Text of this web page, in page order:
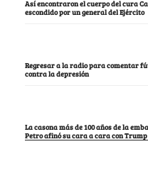
Así encontraron el cuerpo del cura
escondido por un general del Ejército
Regresar a la radio para comentar
contra la depresión
La casona más de 100 años de la
Petro afinó su cara a cara con Trump